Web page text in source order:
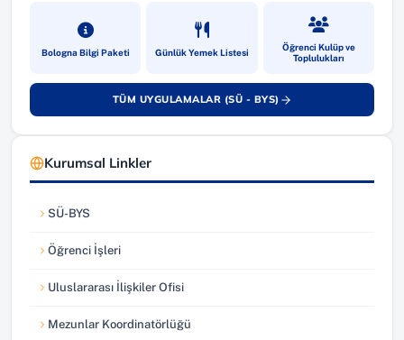
Bologna Bilgi Paketi(yeni sekmede açılır)Günlük Yemek Listesi(yeni sekmede açılır)Öğrenci Kulüp ve
Toplulukları
(yeni sekmede
TÜM UYGULAMALAR (SÜ - BYS)
(yeni sekmede açılır)
Kurumsal Linkler
SÜ-BYS
(yeni sekmede açılır)
Öğrenci İşleri
(yeni sekmede açılır)
Uluslararası İlişkiler Ofisi
(yeni sekmede açılır)
Mezunlar Koordinatörlüğü
(yeni sekmede açılır)